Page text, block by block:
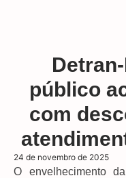
público
com
24 de novembro de 2025
O envelhecimento